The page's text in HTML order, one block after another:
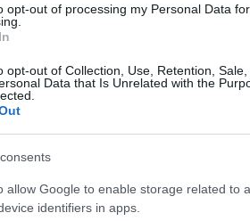
opt-out of processing my Personal Data
opt-out of Collection, Use, Retention,
Data that Is Unrelated with the
allow Google to enable storage related to
identifiers in apps.
de több tanulmány is
lehetnek a fejfájásra és
panaszokra, mint a puffadás,
válik, és nem tudod, mi lehet a